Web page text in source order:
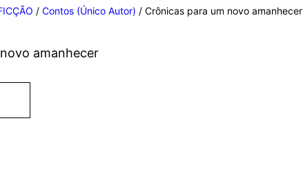
/ Contos (Único Autor) / Crônicas para um novo amanhecer
amanhecer